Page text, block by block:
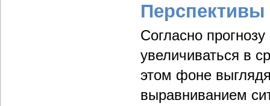
Перспективы
Согласно
увеличиваться в
этом фоне
выравниванием